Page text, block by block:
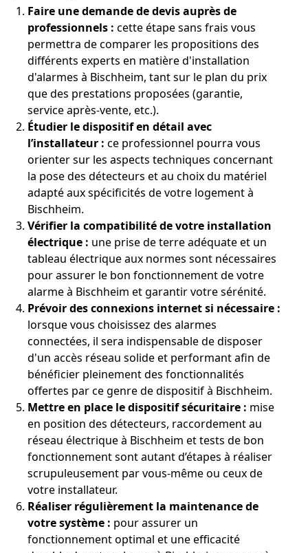
Faire une demande de devis auprès de
professionnels : cette étape sans frais vous
permettra de comparer les propositions des
différents experts en matière d'installation
d'alarmes à Bischheim, tant sur le plan du prix
que des prestations proposées (garantie,
service après-vente, etc.).
Étudier le dispositif en détail avec
l’installateur : ce professionnel pourra vous
orienter sur les aspects techniques concernant
la pose des détecteurs et au choix du matériel
adapté aux spécificités de votre logement à
Bischheim.
Vérifier la compatibilité de votre installation
électrique : une prise de terre adéquate et un
tableau électrique aux normes sont nécessaires
pour assurer le bon fonctionnement de votre
alarme à Bischheim et garantir votre sérénité.
Prévoir des connexions internet si nécessaire :
lorsque vous choisissez des alarmes
connectées, il sera indispensable de disposer
d'un accès réseau solide et performant afin de
bénéficier pleinement des fonctionnalités
offertes par ce genre de dispositif à Bischheim.
Mettre en place le dispositif sécuritaire : mise
en position des détecteurs, raccordement au
réseau électrique à Bischheim et tests de bon
fonctionnement sont autant d’étapes à réaliser
scrupuleusement par vous-même ou ceux de
votre installateur.
Réaliser régulièrement la maintenance de
votre système : pour assurer un
fonctionnement optimal et une efficacité